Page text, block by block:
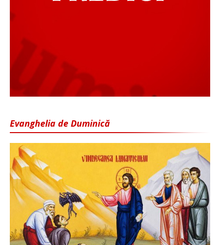
Evanghelia de Duminică